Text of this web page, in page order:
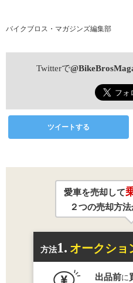
バイクブロス・マガジンズ編集部
Twitterで
ツイートする
愛車を売却して
２つの売却方
方法1. オークショ
出品前に